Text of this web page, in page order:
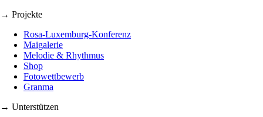
→ Projekte
Rosa-Luxemburg-Konferenz
Maigalerie
Melodie & Rhythmus
Shop
Fotowettbewerb
Granma
→ Unterstützen